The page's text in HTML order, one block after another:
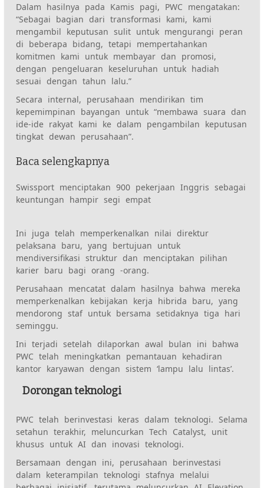
Dalam hasilnya pada Kamis pagi, PWC mengatakan:
“Sebagai bagian dari transformasi kami, kami
mengambil keputusan sulit untuk mengurangi peran
di beberapa bidang, tetapi mempertahankan
komitmen kami untuk membayar dan promosi,
dengan pengeluaran keseluruhan untuk hadiah
sesuai dengan tahun lalu.”
Secara internal, perusahaan mendirikan tim
kepemimpinan bayangan untuk “membawa suara dan
ide-ide rakyat kami ke dalam pengambilan keputusan
tingkat dewan perusahaan”.
Baca selengkapnya
Swissport menciptakan 900 pekerjaan Inggris sebagai
keuntungan hampir segi empat
Ini juga telah memperkenalkan nilai direktur
pelaksana baru, yang bertujuan untuk
mendiversifikasi struktur dan menciptakan pilihan
karier baru bagi orang -orang.
Perusahaan mencatat dalam hasilnya bahwa mereka
memperkenalkan kebijakan kerja hibrida baru, yang
mendorong staf untuk bersama setidaknya tiga hari
seminggu.
Ini terjadi setelah dilaporkan awal bulan ini bahwa
PWC telah meningkatkan pemantauan kehadiran
kantor karyawan dengan sistem ‘lampu lalu lintas’.
Dorongan teknologi
PWC telah berinvestasi keras dalam teknologi. Selama
setahun terakhir, meluncurkan Tech Catalyst, unit
khusus untuk AI dan inovasi teknologi.
Bersamaan dengan ini, perusahaan berinvestasi
dalam keterampilan teknologi stafnya melalui